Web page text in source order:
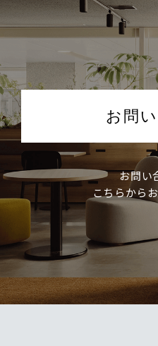
お問
お問い
こちらから